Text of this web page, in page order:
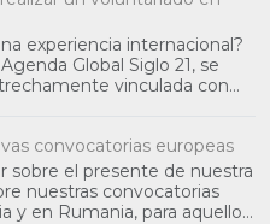
experiencia internacional?
Global Siglo 21, se
vinculada con
convocatorias europeas
sobre el presente de nuestra
nuestras convocatorias
y en Rumania, para aquellos